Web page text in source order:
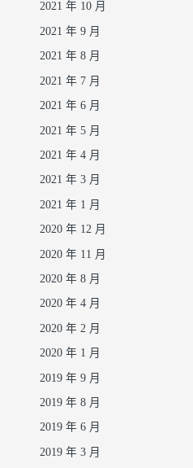
2021 年 10 月
2021 年 9 月
2021 年 8 月
2021 年 7 月
2021 年 6 月
2021 年 5 月
2021 年 4 月
2021 年 3 月
2021 年 1 月
2020 年 12 月
2020 年 11 月
2020 年 8 月
2020 年 4 月
2020 年 2 月
2020 年 1 月
2019 年 9 月
2019 年 8 月
2019 年 6 月
2019 年 3 月